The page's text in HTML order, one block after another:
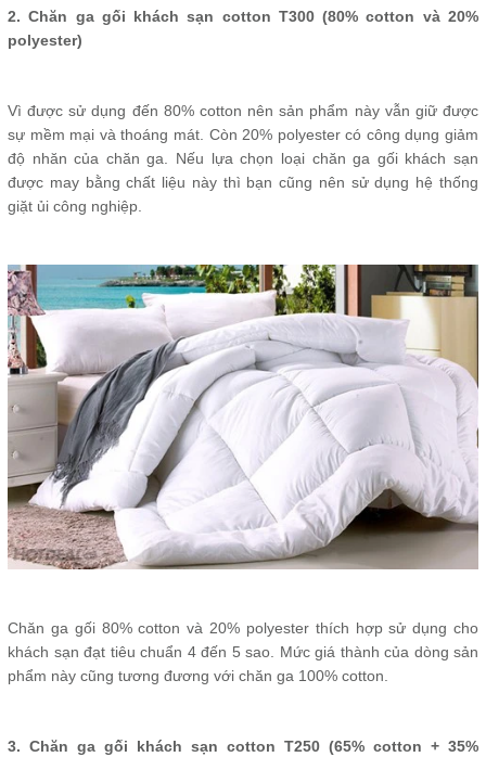
2. Chăn ga gối khách sạn cotton T300 (80% cotton và 20%
polyester)
Vì được sử dụng đến 80% cotton nên sản phẩm này vẫn giữ được
sự mềm mại và thoáng mát. Còn 20% polyester có công dụng giảm
độ nhăn của chăn ga. Nếu lựa chọn loại chăn ga gối khách sạn
được may bằng chất liệu này thì bạn cũng nên sử dụng hệ thống
giặt ủi công nghiệp.
Chăn ga gối 80% cotton và 20% polyester thích hợp sử dụng cho
khách sạn đạt tiêu chuẩn 4 đến 5 sao. Mức giá thành của dòng sản
phẩm này cũng tương đương với chăn ga 100% cotton.
3. Chăn ga gối khách sạn cotton T250 (65% cotton + 35%